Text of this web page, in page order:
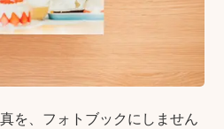
を、フォトブックにしません